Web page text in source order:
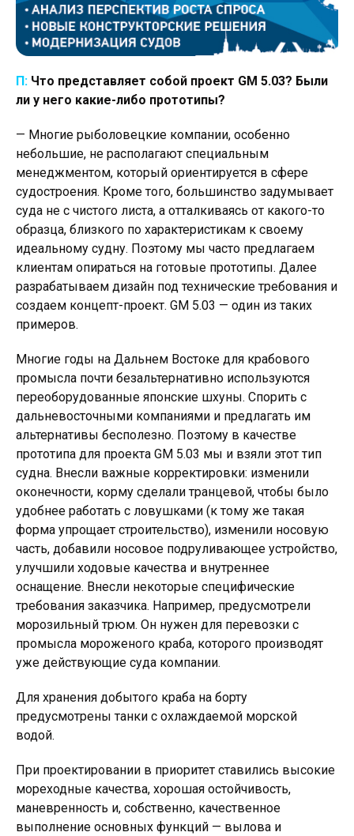
П: Что представляет собой проект GM 5.03? Были
ли у него какие-либо прототипы?
— Многие рыболовецкие компании, особенно
небольшие, не располагают специальным
менеджментом, который ориентируется в сфере
судостроения. Кроме того, большинство задумывает
суда не с чистого листа, а отталкиваясь от какого-то
образца, близкого по характеристикам к своему
идеальному судну. Поэтому мы часто предлагаем
клиентам опираться на готовые прототипы. Далее
разрабатываем дизайн под технические требования и
создаем концепт-проект. GM 5.03 — один из таких
примеров.
Многие годы на Дальнем Востоке для крабового
промысла почти безальтернативно используются
переоборудованные японские шхуны. Спорить с
дальневосточными компаниями и предлагать им
альтернативы бесполезно. Поэтому в качестве
прототипа для проекта GM 5.03 мы и взяли этот тип
судна. Внесли важные корректировки: изменили
оконечности, корму сделали транцевой, чтобы было
удобнее работать с ловушками (к тому же такая
форма упрощает строительство), изменили носовую
часть, добавили носовое подруливающее устройство,
улучшили ходовые качества и внутреннее
оснащение. Внесли некоторые специфические
требования заказчика. Например, предусмотрели
морозильный трюм. Он нужен для перевозки с
промысла мороженого краба, которого производят
уже действующие суда компании.
Для хранения добытого краба на борту
предусмотрены танки с охлаждаемой морской
водой.
При проектировании в приоритет ставились высокие
мореходные качества, хорошая остойчивость,
маневренность и, собственно, качественное
выполнение основных функций — вылова и